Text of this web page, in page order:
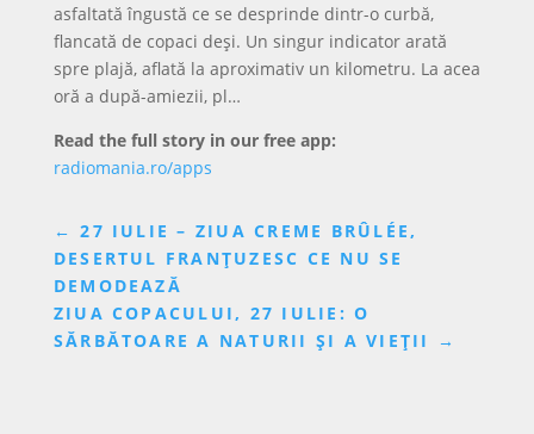
asfaltată îngustă ce se desprinde dintr-o curbă,
flancată de copaci deși. Un singur indicator arată
spre plajă, aflată la aproximativ un kilometru. La acea
oră a după-amiezii, pl…
Read the full story in our free app:
radiomania.ro/apps
←27 IULIE – ZIUA CREME BRÛLÉE,
DESERTUL FRANȚUZESC CE NU SE
DEMODEAZĂ
ZIUA COPACULUI, 27 IULIE: O
SĂRBĂTOARE A NATURII ȘI A VIEȚII
→